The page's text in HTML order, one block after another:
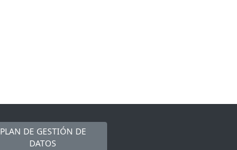
PLAN DE GESTIÓN DE
DATOS